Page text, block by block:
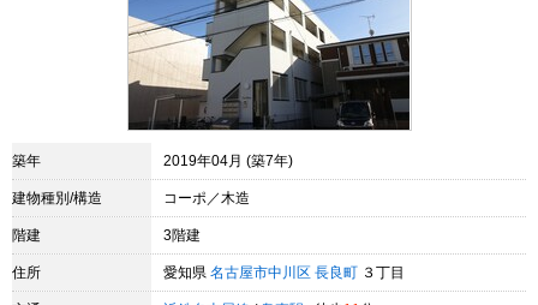
築年 2019年04月 (築7年)
建物種別/構造 コーポ／木造
階建 3階建
住所 愛知県 名古屋市中川区 長良町 ３丁目